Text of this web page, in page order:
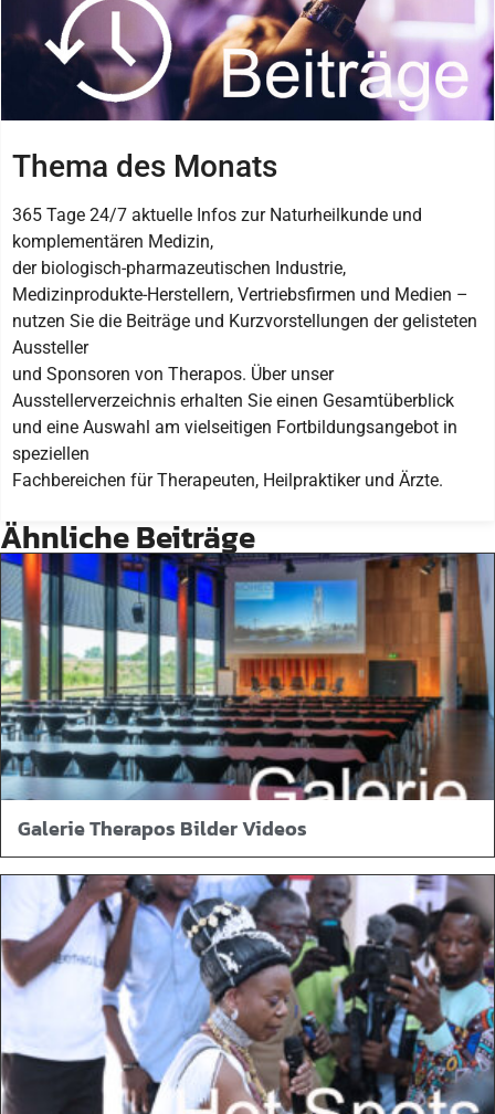
Thema des Monats
365 Tage 24/7 aktuelle Infos zur Naturheilkunde und
komplementären Medizin,
der biologisch-pharmazeutischen Industrie,
Medizinprodukte-Herstellern, Vertriebsfirmen und Medien –
nutzen Sie die Beiträge und Kurzvorstellungen der gelisteten
Aussteller
und Sponsoren von Therapos. Über unser
Ausstellerverzeichnis erhalten Sie einen Gesamtüberblick
und eine Auswahl am vielseitigen Fortbildungsangebot in
speziellen
Fachbereichen für Therapeuten, Heilpraktiker und Ärzte.
Ähnliche Beiträge
Galerie Therapos Bilder Videos